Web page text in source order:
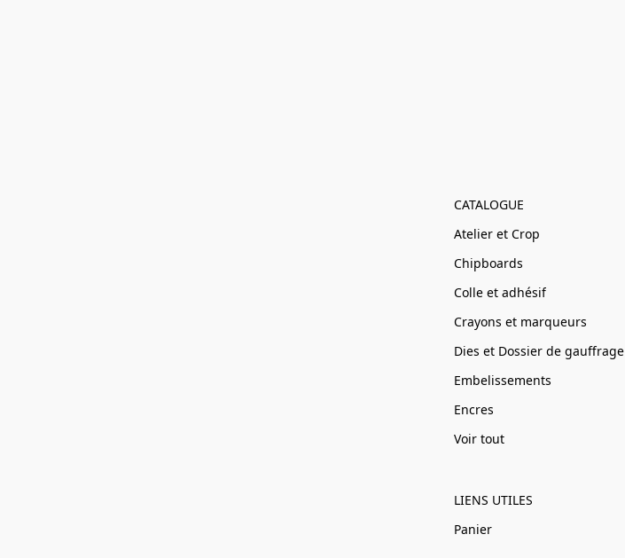
CATALOGUE
Atelier et Crop
Chipboards
Colle et adhésif
Crayons et marqueurs
Dies et Dossier de gauffrage
Embelissements
Encres
Voir tout
LIENS UTILES
Panier